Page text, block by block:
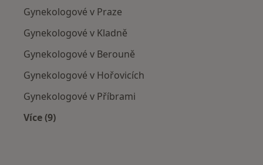
Gynekologové v Praze
Gynekologové v Kladně
Gynekologové v Berouně
Gynekologové v Hořovicích
Gynekologové v Příbrami
Více (9)